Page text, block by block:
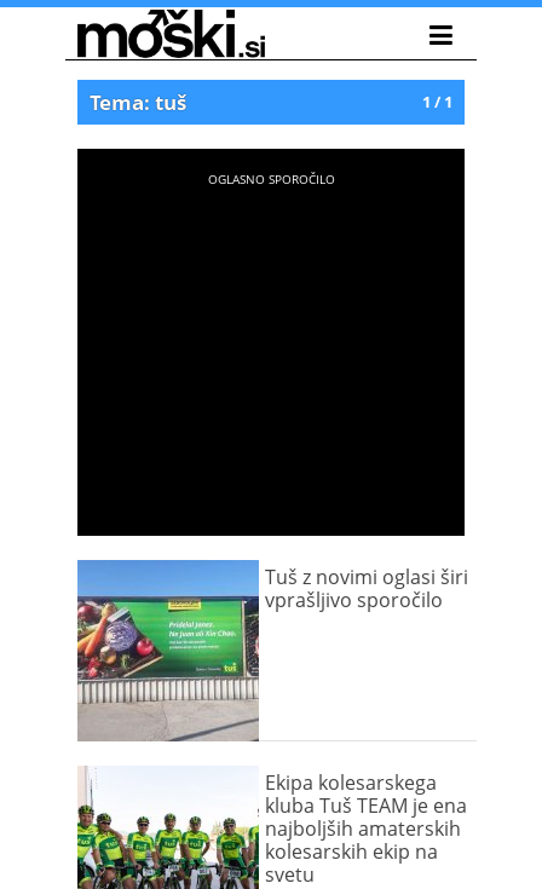
1 / 1
Tema: tuš
Tuš z novimi oglasi širi
vprašljivo sporočilo
Ekipa kolesarskega
kluba Tuš TEAM je ena
najboljših amaterskih
kolesarskih ekip na
svetu